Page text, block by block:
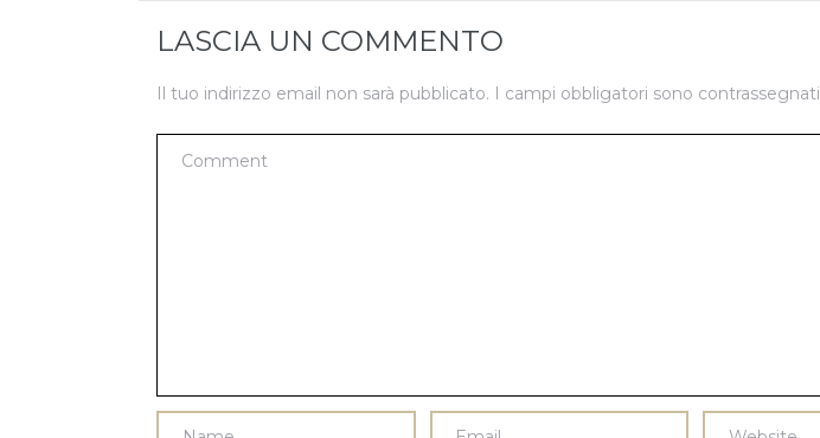
LASCIA UN COMMENTO
Il tuo indirizzo email non sarà pubblicato. I campi obbligatori sono contrassegnati